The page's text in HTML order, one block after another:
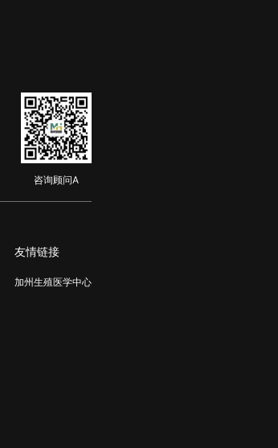
咨询顾问A
友情链接
加州生殖医学中心